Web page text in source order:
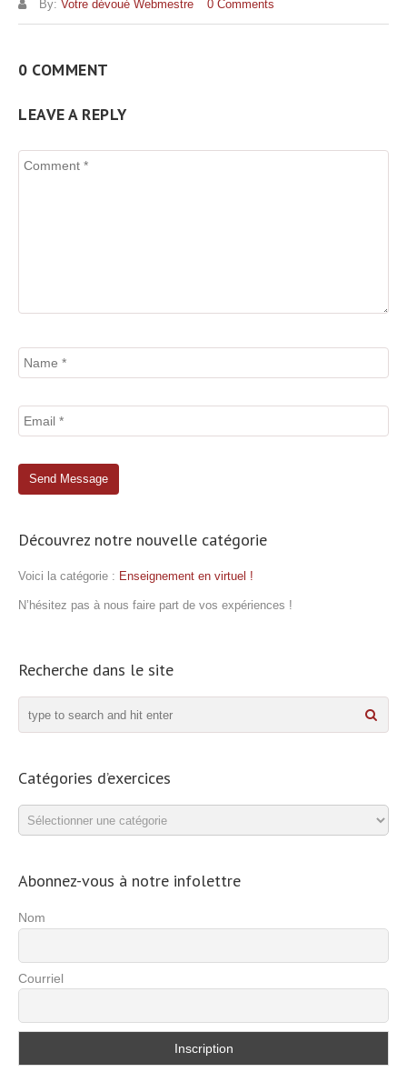
By: Votre dévoué Webmestre 0 Comments
0 COMMENT
LEAVE A REPLY
Découvrez notre nouvelle catégorie
Voici la catégorie : Enseignement en virtuel !
N’hésitez pas à nous faire part de vos expériences !
Recherche dans le site
Catégories d’exercices
Catégories
d’exercices
Abonnez-vous à notre infolettre
Nom
Courriel